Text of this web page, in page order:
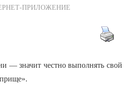
по Редакции
ПРИЛОЖЕНИЕ
— значит честно выполнять свой